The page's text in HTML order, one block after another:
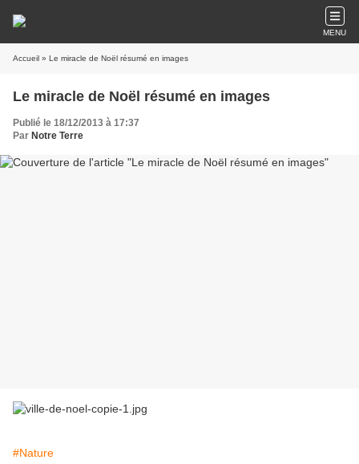
MENU
Accueil » Le miracle de Noël résumé en images
Le miracle de Noël résumé en images
Publié le 18/12/2013 à 17:37
Par Notre Terre
#Nature